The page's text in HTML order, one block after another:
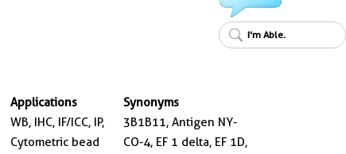
Applications
WB, IHC, IF/ICC, IP,
Cytometric bead
Synonyms
3B1B11, Antigen NY-
CO-4, EF 1 delta, EF 1D,
I'm Able.